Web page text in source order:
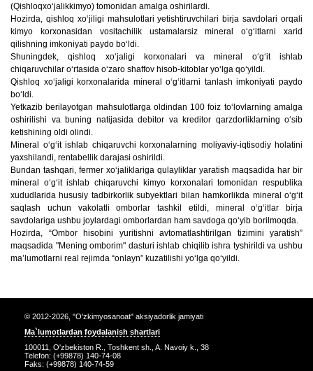
(Qishloqxoʻjalikkimyo) tomonidan amalga oshirilardi.
Hozirda, qishloq xoʻjiligi mahsulotlari yetishtiruvchilari birja savdolari orqali
kimyo korxonasidan vositachilik ustamalarsiz mineral oʻgʻitlarni xarid
qilishning imkoniyati paydo boʻldi.
Shuningdek, qishloq xoʻjaligi korxonalari va mineral oʻgʻit ishlab
chiqaruvchilar oʻrtasida oʻzaro shaffov hisob-kitoblar yoʻlga qoʻyildi.
Qishloq xoʻjaligi korxonalarida mineral oʻgʻitlarni tanlash imkoniyati paydo
boʻldi.
Yetkazib berilayotgan mahsulotlarga oldindan 100 foiz toʻlovlarning amalga
oshirilishi va buning natijasida debitor va kreditor qarzdorliklarning oʻsib
ketishining oldi olindi.
Mineral oʻgʻit ishlab chiqaruvchi korxonalarning moliyaviy-iqtisodiy holatini
yaxshilandi, rentabellik darajasi oshirildi.
Bundan tashqari, fermer xoʻjaliklariga qulayliklar yaratish maqsadida har bir
mineral oʻgʻit ishlab chiqaruvchi kimyo korxonalari tomonidan respublika
xududlarida hususiy tadbirkorlik subyektlari bilan hamkorlikda mineral oʻgʻit
saqlash uchun vakolatli omborlar tashkil etildi, mineral oʻgʻitlar birja
savdolariga ushbu joylardagi omborlardan ham savdoga qoʻyib borilmoqda.
Hozirda, “Ombor hisobini yuritishni avtomatlashtirilgan tizimini yaratish”
maqsadida "Mening omborim" dasturi ishlab chiqilib ishra tyshirildi va ushbu
maʼlumotlarni real rejimda “onlayn” kuzatilishi yoʻlga qoʻyildi.
© 2012-2026, "O'zkimyosanoat" aksiyadorlik jamiyati
Ma`lumotlardan foydalanish shartlari
100011, O'zbekiston R., Toshkent sh., A. Navoiy k., 38
Telefon: (+99878) 140-74-08
Faks: (+99878) 140-74-59